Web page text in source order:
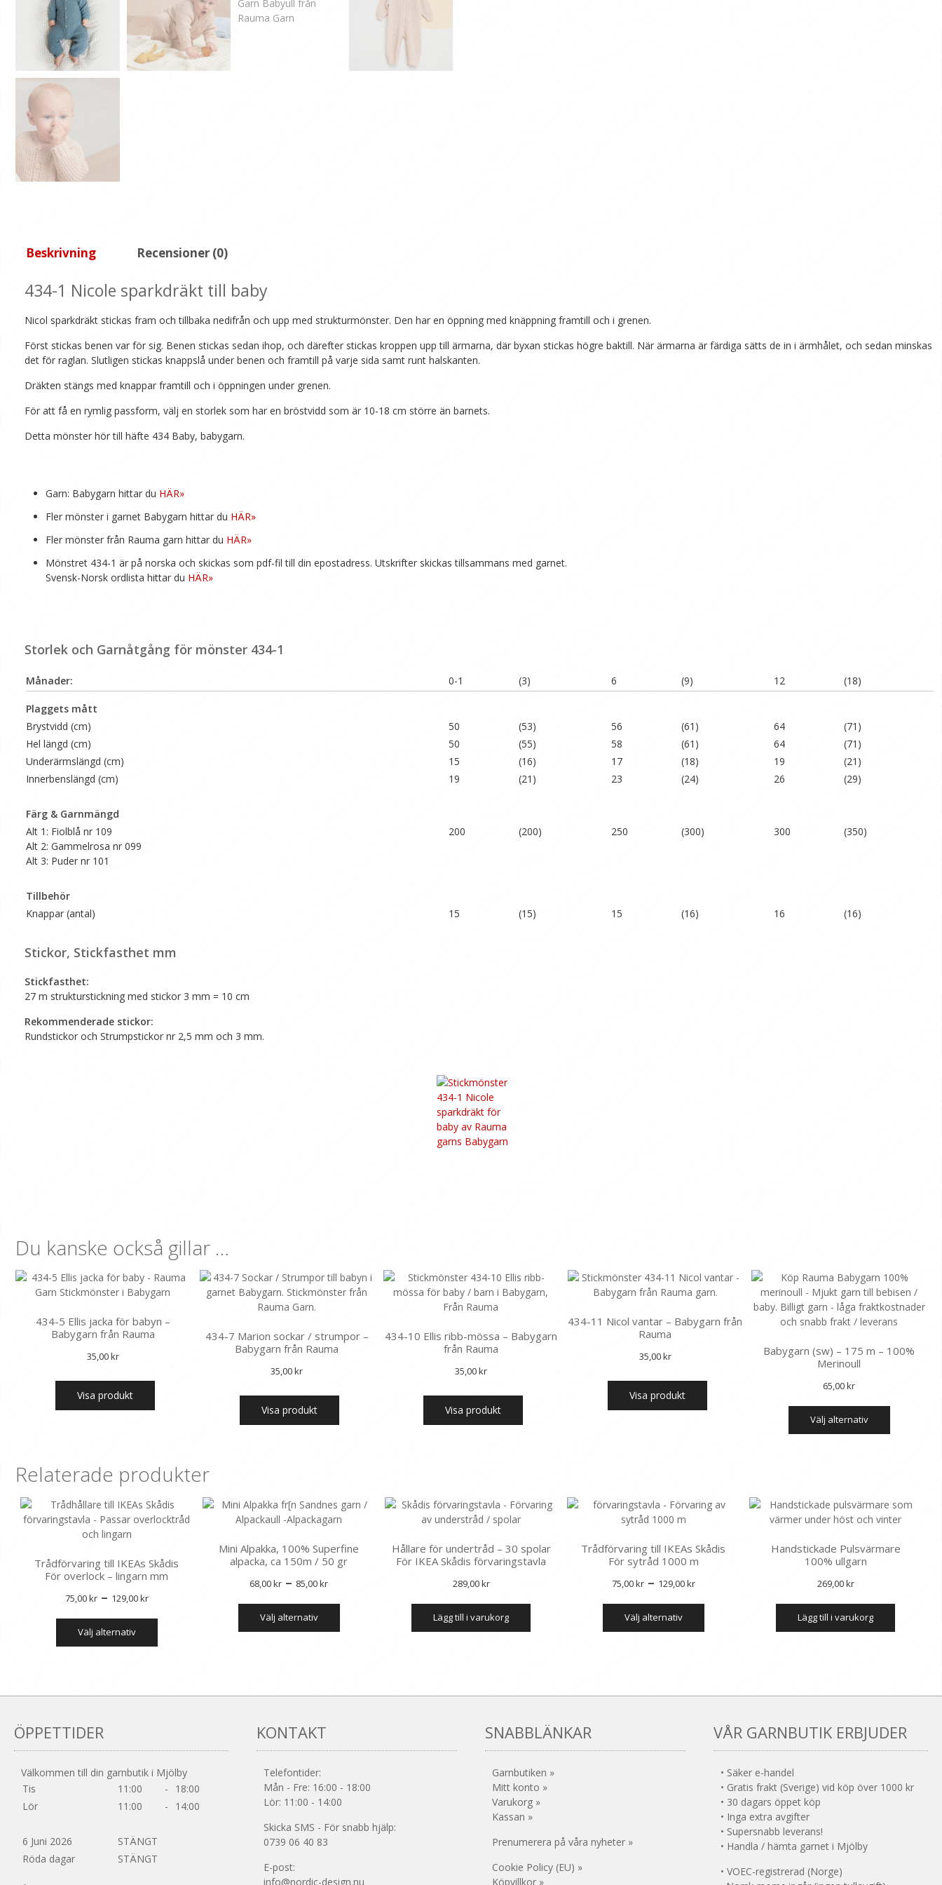
Beskrivning Recensioner (0)
434-1 Nicole sparkdräkt till baby
Nicol sparkdräkt stickas fram och tillbaka nedifrån och upp med strukturmönster. Den har en öppning med knäppning framtill och i grenen.
Först stickas benen var för sig. Benen stickas sedan ihop, och därefter stickas kroppen upp till ärmarna, där byxan stickas högre baktill. När ärmarna är färdiga sätts de in i ärmhålet, och sedan minskas
det för raglan. Slutligen stickas knappslå under benen och framtill på varje sida samt runt halskanten.
Dräkten stängs med knappar framtill och i öppningen under grenen.
För att få en rymlig passform, välj en storlek som har en bröstvidd som är 10-18 cm större än barnets.
Detta mönster hör till häfte 434 Baby, babygarn.
Garn: Babygarn hittar du HÄR»
Fler mönster i garnet Babygarn hittar du HÄR»
Fler mönster från Rauma garn hittar du HÄR»
Mönstret 434-1 är på norska och skickas som pdf-fil till din epostadress. Utskrifter skickas tillsammans med garnet.
Svensk-Norsk ordlista hittar du HÄR»
Storlek och Garnåtgång för mönster 434-1
Månader: 0-1 (3) 6 (9) 12 (18)
Plaggets mått
Brystvidd (cm)
50 (53) 56 (61) 64
(71)
Hel längd (cm)
50 (55) 58 (61) 64
(71)
Underärmslängd (cm)
15 (16) 17 (18) 19
(21)
Innerbenslängd (cm)
19 (21) 23 (24) 26 (29)
Färg & Garnmängd
Alt 1: Fiolblå nr 109
Alt 2: Gammelrosa nr 099
Alt 3: Puder nr 101
200 (200) 250 (300) 300 (350)
Tillbehör
Knappar (antal)
15 (15) 15 (16) 16 (16)
Stickor, Stickfasthet mm
Stickfasthet:
27 m strukturstickning med stickor 3 mm = 10 cm
Rekommenderade stickor:
Rundstickor och Strumpstickor nr 2,5 mm och 3 mm.
Du kanske också gillar …
434-5 Ellis jacka för babyn –
Babygarn från Rauma
35,00kr
Visa produkt
434-7 Marion sockar / strumpor –
Babygarn från Rauma
35,00kr
Visa produkt
434-10 Ellis ribb-mössa – Babygarn
från Rauma
35,00kr
Visa produkt
434-11 Nicol vantar – Babygarn från
Rauma
35,00kr
Visa produkt
Babygarn (sw) – 175 m – 100%
Merinoull
65,00kr
välj alternativ
Den
produkten
olika
alternativen
väljas
Relaterade produkter
Trådförvaring till IKEAs Skådis
För overlock – lingarn mm
75,00kr – 129,00krPrisintervall:
75,00 kr
välj alternativ
Den
produkten
varianter.
kan
väljas
på
produktsidan
Mini Alpakka, 100% Superfine
alpacka, ca 150m / 50 gr
68,00kr – 85,00krPrisintervall:
68,00 kr
välj alternativ
Den
produkten
De
väljas
produktsidan
Hållare för undertråd – 30 spolar
För IKEA Skådis förvaringstavla
289,00kr
lägg till i varukorg
Trådförvaring till IKEAs Skådis
För sytråd 1000 m
75,00kr – 129,00krPrisintervall:
75,00 kr
välj alternativ
Den
produkten
De
alternativen
kan
väljas
produktsidan
Handstickade Pulsvärmare
100% ullgarn
269,00kr
lägg till i varukorg
ÖPPETTIDER
Välkommen till din garnbutik i Mjölby
Tis
11:00 -
18:00
Lör
11:00 - 14:00
6 Juni 2026
STÄNGT
Röda dagar
STÄNGT
KONTAKT
Telefontider:
Mån - Fre: 16:00 - 18:00
Lör: 11:00 - 14:00
Skicka SMS - För snabb hjälp:
0739 06 40 83
E-post:
info@nordic-design.nu
SNABBLÄNKAR
Garnbutiken »
Mitt konto »
Varukorg »
Kassan »
Prenumerera på våra nyheter »
Cookie Policy (EU) »
Köpvillkor »
VÅR GARNBUTIK ERBJUDER
• Säker e-handel
• Gratis frakt (Sverige) vid köp över 1000 kr
• 30 dagars öppet köp
• Inga extra avgifter
• Supersnabb leverans!
• Handla / hämta garnet i Mjölby
• VOEC-registrerad (Norge)